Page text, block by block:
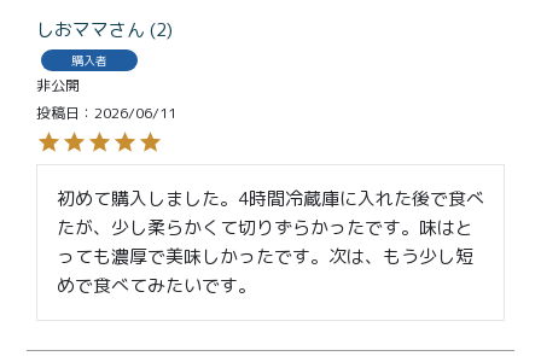
しおママ 2
購入者
非公開
投稿日
2026/06/11
初めて購入しました。4時間冷蔵庫に入れた後で食べ
たが、少し柔らかくて切りずらかったです。味はと
っても濃厚で美味しかったです。次は、もう少し短
めで食べてみたいです。